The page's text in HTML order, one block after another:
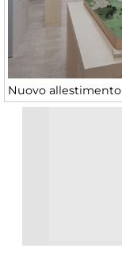
Nuovo allestimento